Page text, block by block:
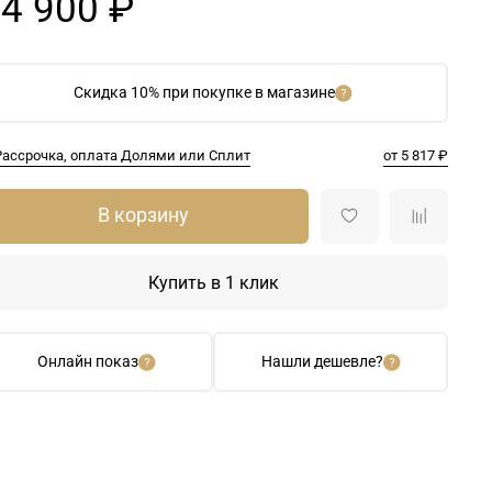
Скидка 10% при покупке в магазине
оплата Долями или Сплит от 5 817 ₽
900 ₽
Онлайн показ Нашли дешевле?
В корзину
Купить в 1 клик